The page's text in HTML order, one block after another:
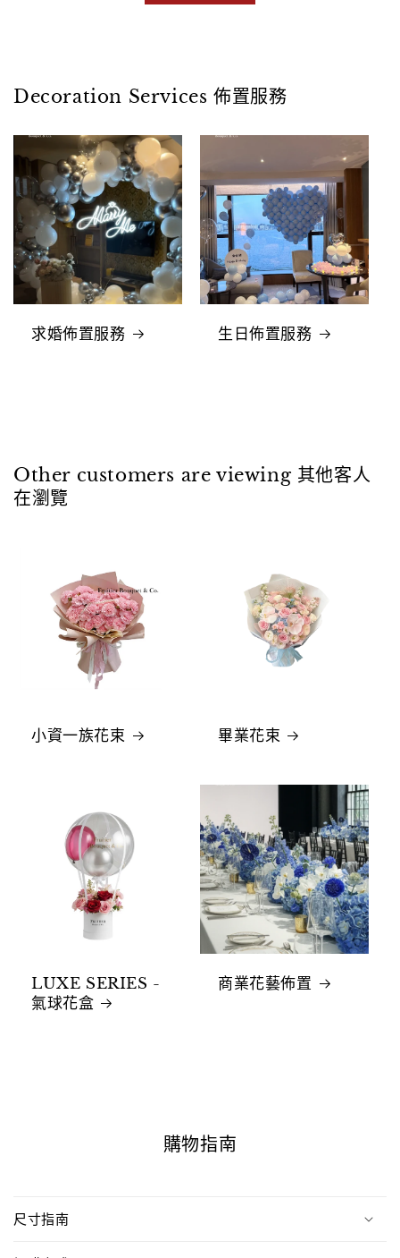
Decoration Services 佈置服務
求婚佈置服務 生日佈置服務
Other customers are viewing 其他客人
在瀏覽
小資一族花束 畢業花束
LUXE SERIES -
氣球花盒
商業花藝佈置
購物指南
尺寸指南